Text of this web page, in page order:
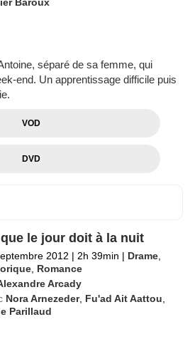
séparé de sa femme, qui
end. Un apprentissage difficile puis
VOD
DVD
le jour doit à la nuit
2012 | 2h 39min | Drame
Romance
Arcady
Nora Arnezeder, Fu'ad Ait Aattou
Parillaud